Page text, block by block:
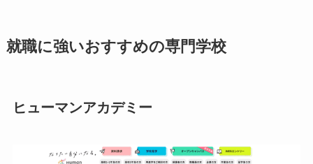
就職に強いおすすめの専門学校
ヒューマンアカデミー